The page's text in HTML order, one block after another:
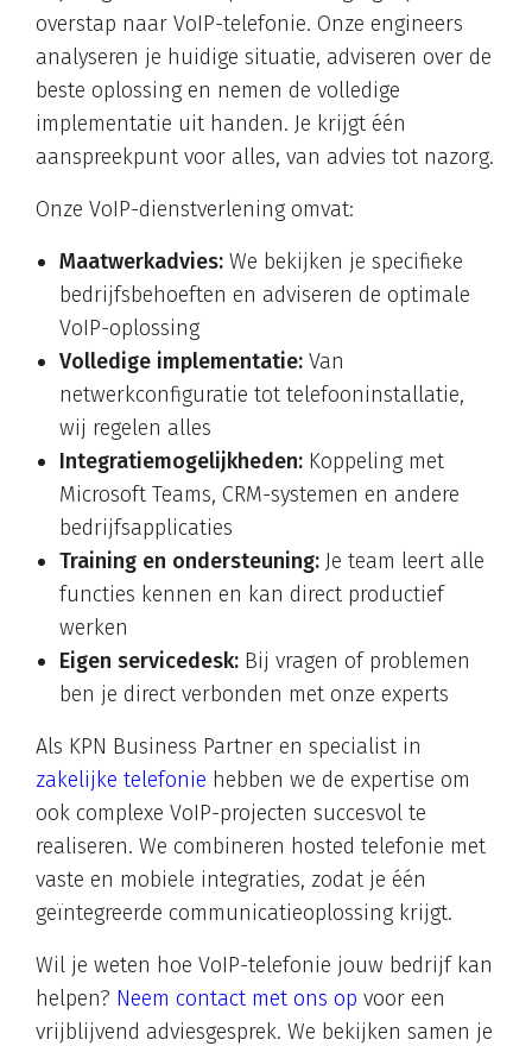
overstap naar VoIP-telefonie. Onze engineers
analyseren je huidige situatie, adviseren over de
beste oplossing en nemen de volledige
implementatie uit handen. Je krijgt één
aanspreekpunt voor alles, van advies tot nazorg.
Onze VoIP-dienstverlening omvat:
Maatwerkadvies: We bekijken je specifieke
bedrijfsbehoeften en adviseren de optimale
VoIP-oplossing
Volledige implementatie: Van
netwerkconfiguratie tot telefooninstallatie,
wij regelen alles
Integratiemogelijkheden: Koppeling met
Microsoft Teams, CRM-systemen en andere
bedrijfsapplicaties
Training en ondersteuning: Je team leert alle
functies kennen en kan direct productief
werken
Eigen servicedesk: Bij vragen of problemen
ben je direct verbonden met onze experts
Als KPN Business Partner en specialist in
zakelijke telefonie hebben we de expertise om
ook complexe VoIP-projecten succesvol te
realiseren. We combineren hosted telefonie met
vaste en mobiele integraties, zodat je één
geïntegreerde communicatieoplossing krijgt.
Wil je weten hoe VoIP-telefonie jouw bedrijf kan
helpen? Neem contact met ons op voor een
vrijblijvend adviesgesprek. We bekijken samen je